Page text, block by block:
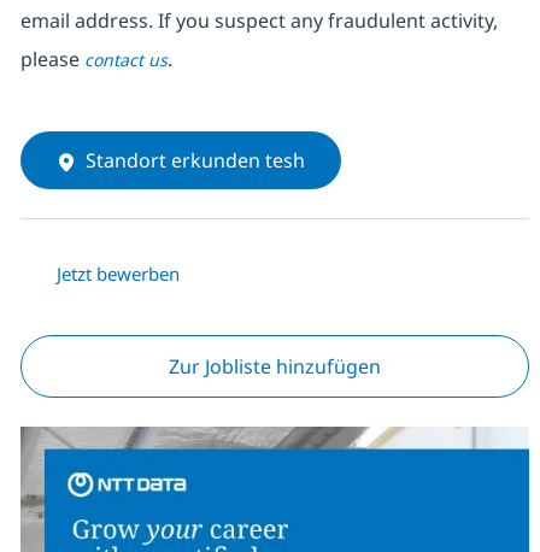
email address. If you suspect any fraudulent activity,
please contact us.
Standort erkunden tesh
Jetzt bewerben
Zur Jobliste hinzufügen